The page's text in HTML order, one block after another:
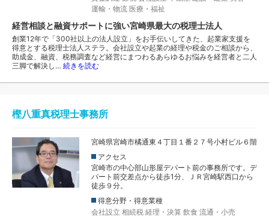
運輸・物流 医療・福祉
経営相談と融資サポートに強い宮崎県最大の税理士法人
創業12年で「300社以上の法人設立」をお手伝いしてきた、起業家支援を
得意とする税理士法人ステラ。会社設立や起業の経理や税金のご相談から、
助成金、融資、税務調査など経営にまつわるあらゆるお悩みを経営者と二人
三脚で解決し… 続きを読む
樫八重真税理士事務所
宮崎県宮崎市橘通東４丁目１番２７号小村ビル６階
アクセス
宮崎市の中心部山形屋デパート前の事務所です。デ
パート前交差点から徒歩1分、ＪＲ宮崎駅西口から
徒歩９分。
得意分野・得意業種
会社設立 相続税 経理・決算 飲食 流通・小売